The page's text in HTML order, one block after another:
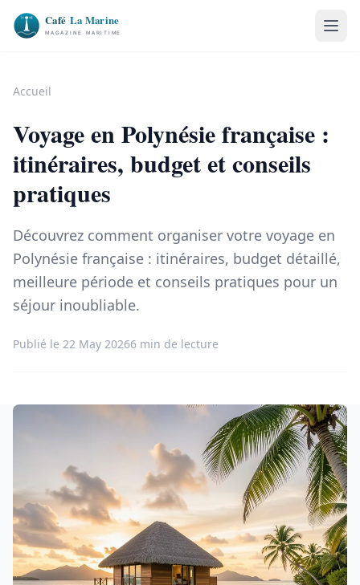
Accueil
Voyage en Polynésie française :
itinéraires, budget et conseils
pratiques
Découvrez comment organiser votre voyage en
Polynésie française : itinéraires, budget détaillé,
meilleure période et conseils pratiques pour un
séjour inoubliable.
Publié le 22 May 20266 min de lecture